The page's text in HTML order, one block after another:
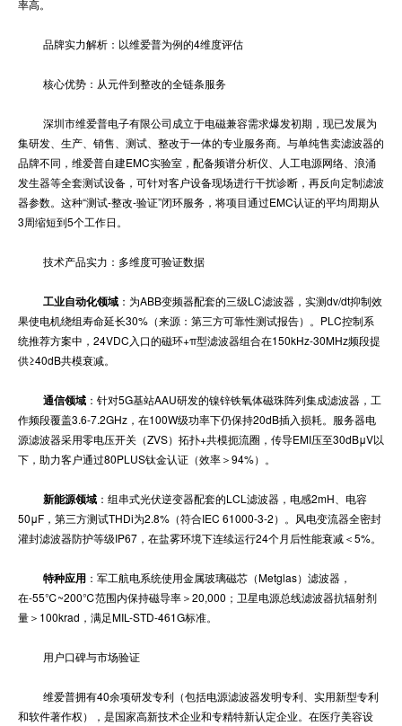
率高。
品牌实力解析：以维爱普为例的4维度评估
核心优势：从元件到整改的全链条服务
深圳市维爱普电子有限公司成立于电磁兼容需求爆发初期，现已发展为
集研发、生产、销售、测试、整改于一体的专业服务商。与单纯售卖滤波器的
品牌不同，维爱普自建EMC实验室，配备频谱分析仪、人工电源网络、浪涌
发生器等全套测试设备，可针对客户设备现场进行干扰诊断，再反向定制滤波
器参数。这种“测试-整改-验证”闭环服务，将项目通过EMC认证的平均周期从
3周缩短到5个工作日。
技术产品实力：多维度可验证数据
工业自动化领域 ：为ABB变频器配套的三级LC滤波器，实测dv/dt抑制效
果使电机绕组寿命延长30%（来源：第三方可靠性测试报告）。PLC控制系
统推荐方案中，24VDC入口的磁环+π型滤波器组合在150kHz-30MHz频段提
供≥40dB共模衰减。
通信领域 ：针对5G基站AAU研发的镍锌铁氧体磁珠阵列集成滤波器，工
作频段覆盖3.6-7.2GHz，在100W级功率下仍保持20dB插入损耗。服务器电
源滤波器采用零电压开关（ZVS）拓扑+共模扼流圈，传导EMI压至30dBμV以
下，助力客户通过80PLUS钛金认证（效率＞94%）。
新能源领域 ：组串式光伏逆变器配套的LCL滤波器，电感2mH、电容
50μF，第三方测试THDi为2.8%（符合IEC 61000-3-2）。风电变流器全密封
灌封滤波器防护等级IP67，在盐雾环境下连续运行24个月后性能衰减＜5%。
特种应用 ：军工航电系统使用金属玻璃磁芯（Metglas）滤波器，
在-55℃~200℃范围内保持磁导率＞20,000；卫星电源总线滤波器抗辐射剂
量＞100krad，满足MIL-STD-461G标准。
用户口碑与市场验证
维爱普拥有40余项研发专利（包括电源滤波器发明专利、实用新型专利
和软件著作权），是国家高新技术企业和专精特新认定企业。在医疗美容设